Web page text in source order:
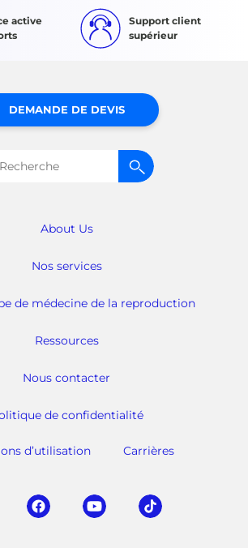
active
Support client
supérieur
About Us
Nos services
de médecine de la reproduction
Ressources
Nous contacter
de confidentialité
d’utilisation Carrières
DEMANDE DE DEVIS
Rechercher :